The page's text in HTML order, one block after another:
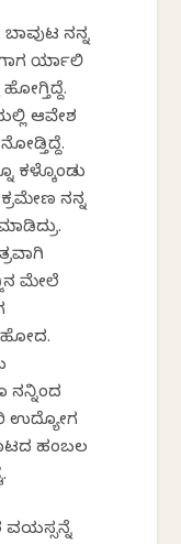
ನನ್ನ
ರ್ಯಾಲಿ
ಆವೇಶ
ಕಳ್ಕೊಂಡು
ನನ್ನ
ಮೇಲೆ
ಹೋದ.
ನನ್ನಿಂದ
ಉದ್ಯೋಗ
ಹಂಬಲ
ವಯಸ್ಸನ್ನೆ